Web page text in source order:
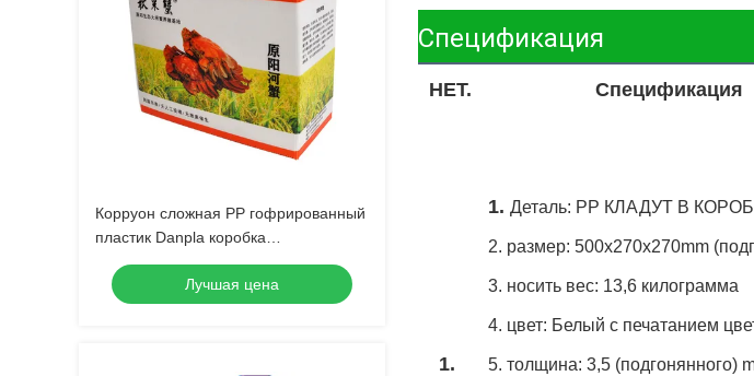
Корруон сложная PP гофрированный
пластик Danpla коробка
полипропиленовый пластиковый лист
ящики гофрированный коробка
хранения
Лучшая цена
Спецификация
НЕТ. Спецификация
1.
1. Деталь: PP КЛАДУТ В
2. размер: 500x270x270mm
3. носить вес: 13,6 килограмма
4. цвет: Белый с печатанием
5. толщина: 3,5 (подгонянного)